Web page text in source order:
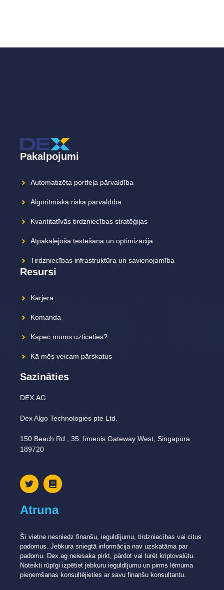
Pakalpojumi
Automatizēta portfeļa pārvaldība
Algoritmiskā riska pārvaldība
Kvantitatīvās tirdzniecības stratēģijas
Atpakaļejošā testēšana un optimizācija
Tirdzniecības infrastruktūra un savienojamība
Resursi
Karjera
Komanda
Kāpēc mums uzticēties?
Kā mēs veicam pārskatus
Sazināties
DEX.AG
Dex Algo Technologies pte Ltd.
150 Beach Rd., 35. līmenis Gateway West, Singapūra
189720
Atruna
Šī vietne nesniedz finanšu, ieguldījumu, tirdzniecības vai citus
padomus. Jebkura sniegtā informācija nav uzskatāma par
padomu. Dex.ag neiesaka pirkt, pārdot vai turēt kriptovalūtu.
Noteikti rūpīgi izpētiet jebkuru ieguldījumu un pirms lēmuma
pieņemšanas konsultējieties ar savu finanšu konsultantu.